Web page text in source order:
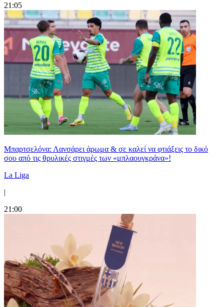
21:05
Μπαρτσελόνα: Λανσάρει άρωμα & σε καλεί να φτιάξεις το δικό
σου από τις θρυλικές στιγμές των «μπλαουγκράνα»!
La Liga
|
21:00